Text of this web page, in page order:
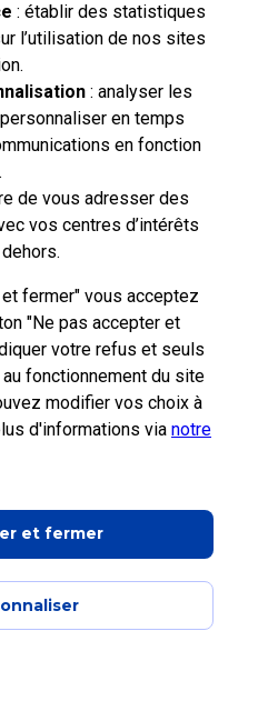
: établir des statistiques
l’utilisation de nos sites
: analyser les
en temps
en fonction
de vous adresser des
vos centres d’intérêts
fermer" vous acceptez
"Ne pas accepter et
votre refus et seuls
fonctionnement du site
modifier vos choix à
d'informations via notre
et fermer
Groupe
recrute